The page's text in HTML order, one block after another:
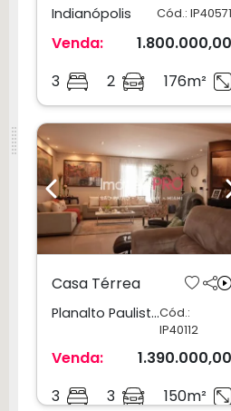
Indianópolis Cód.: IP40571
Venda:
1.800.000,00
3
2 176m²
Previous
Casa Térrea
Planalto PaulistaCód.:
IP40112
Venda:
1.390.000,00
3
3 150m²